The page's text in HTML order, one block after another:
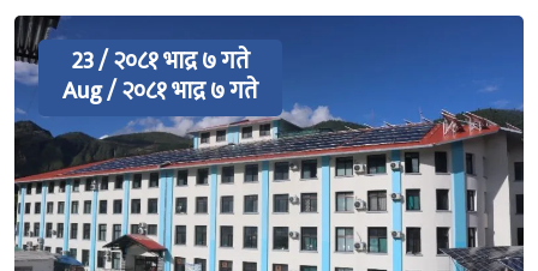
23 / २०८१ भाद्र ७ गते
Aug / २०८१ भाद्र ७ गते